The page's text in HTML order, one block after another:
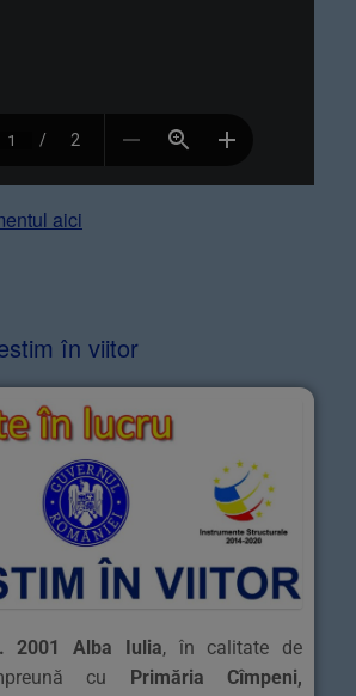
aici
în viitor
2001 Alba Iulia, în calitate de
cu
Primăria Cîmpeni,